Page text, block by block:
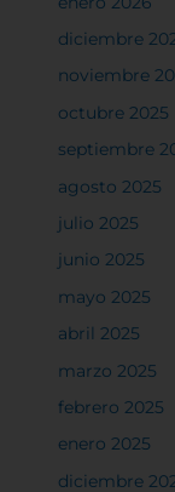
diciembre
noviembre
octubre 2025
septiembre
agosto 2025
julio 2025
junio 2025
mayo 2025
abril 2025
marzo 2025
febrero 2025
enero 2025
diciembre